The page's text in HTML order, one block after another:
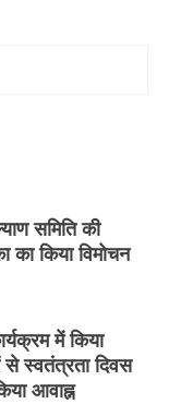
समिति की
का किया विमोचन
में किया
से स्वतंत्रता दिवस
आवाह्न